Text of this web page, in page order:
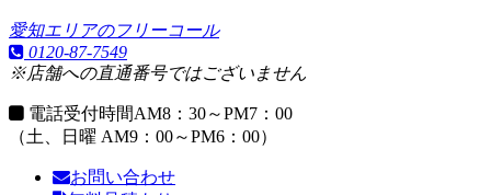
愛知エリアのフリーコール
0120-87-7549
※店舗への直通番号ではございません
電話受付時間AM8：30～PM7：00
（土、日曜 AM9：00～PM6：00）
お問い合わせ